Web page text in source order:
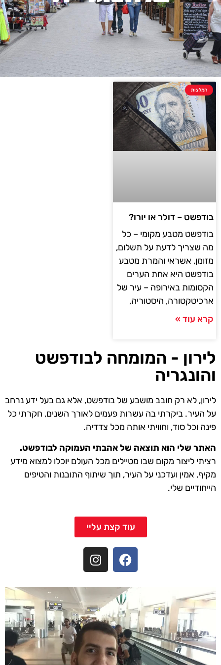
המלצות
בודפשט – דולר או יורו?
בודפשט מטבע מקומי – כל
מה שצריך לדעת על תשלום,
מזומן, אשראי והמרת מטבע
בודפשט היא אחת הערים
הקסומות באירופה – עיר של
ארכיטקטורה, היסטוריה,
קרא עוד »
לירון - המומחה לבודפשט
והונגריה
לירון, לא רק חובב מושבע של בודפשט, אלא גם בעל ידע נרחב
על העיר. ביקרתי בה עשרות פעמים לאורך השנים, חקרתי כל
פינה וכל סוד, וחוויתי אותה מכל צדדיה.
האתר שלי הוא תוצאה של אהבתי העמוקה לבודפשט.
רציתי ליצור מקום שבו מטיילים מכל העולם יוכלו למצוא מידע
מקיף, אמין ועדכני על העיר, תוך שיתוף התובנות והטיפים
הייחודיים שלי.
עוד קצת עליי